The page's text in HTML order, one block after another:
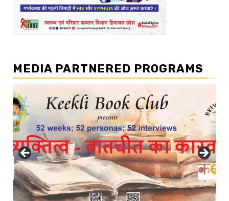
MEDIA PARTNERED PROGRAMS